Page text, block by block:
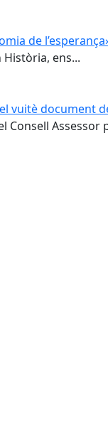
de
Història, ens...
vuitè document
Consell Assessor